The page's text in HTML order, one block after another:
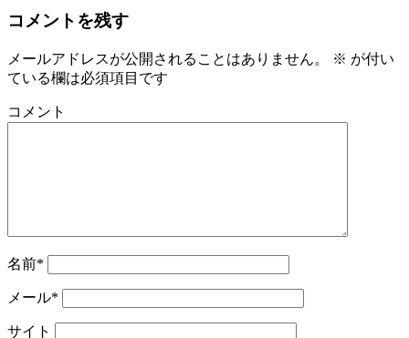
コメントを残す
メールアドレスが公開されることはありません。 ※ が付い
ている欄は必須項目です
コメント
名前*
メール*
サイト